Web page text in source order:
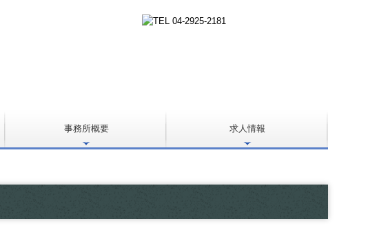
事務所概要 求人情報